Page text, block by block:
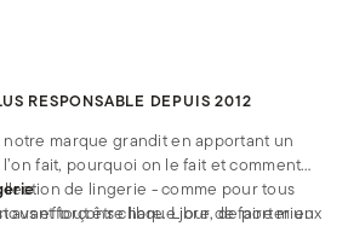
RESPONSABLE DEPUIS 2012
marque grandit en apportant un
fait, pourquoi on le fait et comment
de lingerie - comme pour tous
efforçons chaque jour de faire mieux
avant tout être libre. Libre, de porter un